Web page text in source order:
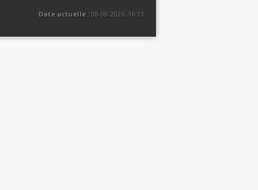
Date actuelle :08-08-2026, 16:13